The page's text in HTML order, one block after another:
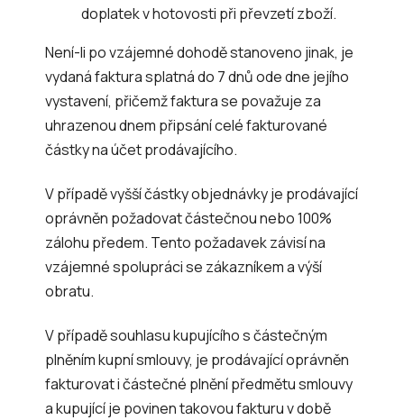
doplatek v hotovosti při převzetí zboží.
Není-li po vzájemné dohodě stanoveno jinak, je
vydaná faktura splatná do 7 dnů ode dne jejího
vystavení, přičemž faktura se považuje za
uhrazenou dnem připsání celé fakturované
částky na účet prodávajícího.
V případě vyšší částky objednávky je prodávající
oprávněn požadovat částečnou nebo 100%
zálohu předem. Tento požadavek závisí na
vzájemné spolupráci se zákazníkem a výší
obratu.
V případě souhlasu kupujícího s částečným
plněním kupní smlouvy, je prodávající oprávněn
fakturovat i částečné plnění předmětu smlouvy
a kupující je povinen takovou fakturu v době